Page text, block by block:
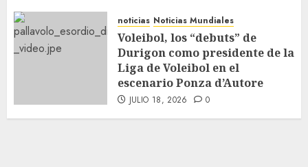
noticias Noticias Mundiales
Voleibol, los “debuts” de
Durigon como presidente de la
Liga de Voleibol en el
escenario Ponza d’Autore
JULIO 18, 2026 0